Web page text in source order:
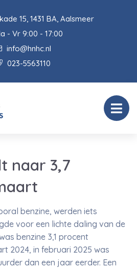
15, 1431 BA, Aalsmeer
- Vr 9:00 - 17:00
info@hnhc.nl
023-5563110
naar 3,7
benzine, werden iets
voor een lichte daling van de
benzine 3,1 procent
2024, in februari 2025 was
dan een jaar eerder. Een